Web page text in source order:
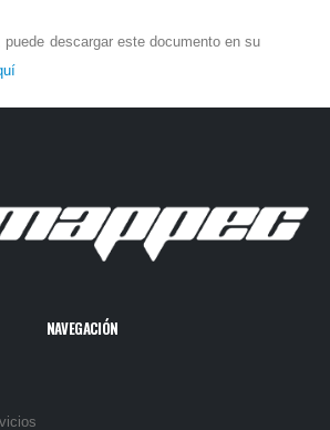
puede descargar este documento en su
NAVEGACIÓN